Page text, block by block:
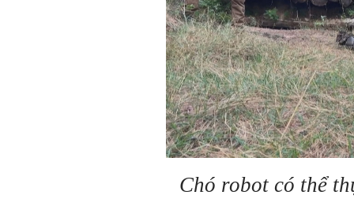
Chó robot có thể